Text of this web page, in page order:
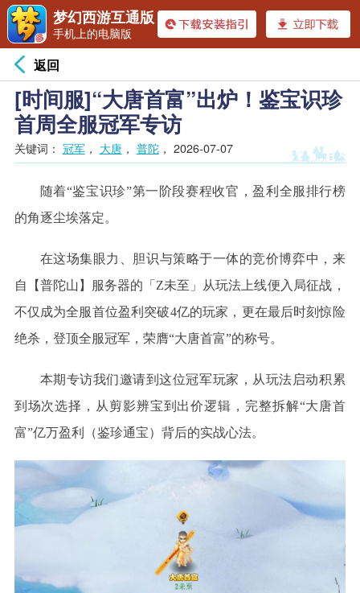
返回
[时间服]“大唐首富”出炉！鉴宝识珍
首周全服冠军专访
关键词： 冠军， 大唐， 普陀， 2026-07-07
随着“鉴宝识珍”第一阶段赛程收官，盈利 全服排行榜
的角逐尘埃落定。
在这场集眼力、胆识与策略于一体的竞价博弈中，来
自【普陀山】服务器的 「 Z未至」
从玩法上线便入局征战，
不仅成为全服首位盈利突破4亿的玩家，更在最后时刻惊险
绝杀， 登顶全服冠军， 荣膺“大唐首富”的称号。
本期专访我们邀请到这位冠军玩家，从玩法 启动积累
到场次选择，从剪影辨宝到出价逻辑，完整拆解“大唐首
富”亿万盈利（鉴珍通宝）背后的实战心法。
梦幻西游互通版
手机上的电脑版